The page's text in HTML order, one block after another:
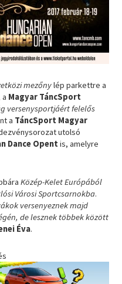
mezőnylép parkettre a
a Magyar TáncSport
versenysportjáért felelős
a TáncSport Magyar
utolsó
Dance Opent is, amelyre
Közép-Kelet Európából
Városi Sportcsarnokba.
versenyeznek majd
de lesznek többek között
Éva.